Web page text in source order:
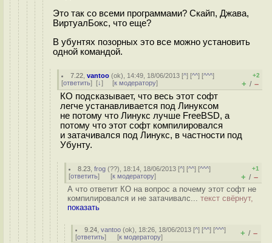
Это так со всеми программами? Скайп, Джава,
ВиртуалБокс, что еще?
В убунтях позорных это все можно установить
одной командой.
7.22 ,vantoo (ok), 14:49, 18/06/2013 [^] [^^] [^^^]
[ответить] [↓] [к модератору]
+2
+ / –
КО подсказывает, что весь этот софт
легче устанавливается под Линуксом
не потому что Линукс лучше FreeBSD, а
потому что этот софт компилировался
и затачивался под Линукс, в частности под
Убунту.
8.23 ,frog (??), 18:14, 18/06/2013 [^] [^^] [^^^]
[ответить] [к модератору]
+1
+ / –
А что ответит КО на вопрос а почему этот софт не
компилировался и не затачивалс... текст свёрнут,
показать
9.24 ,vantoo (ok), 18:26, 18/06/2013 [^] [^^] [^^^]
[ответить] [к модератору] + / –